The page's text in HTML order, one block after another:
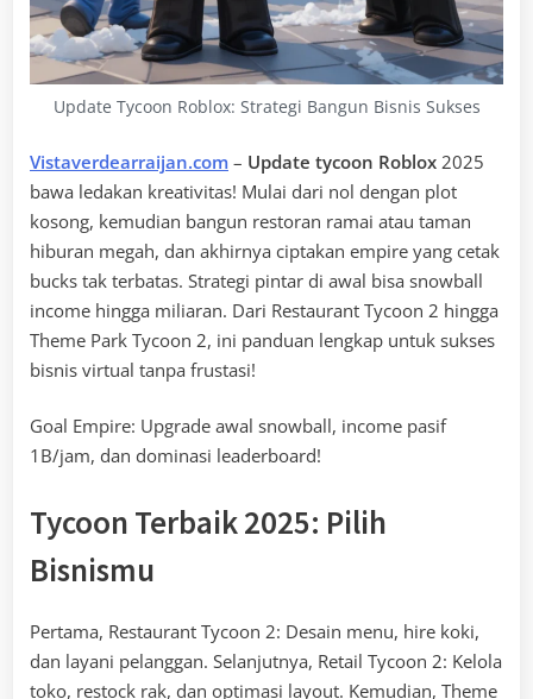
Update Tycoon Roblox: Strategi Bangun Bisnis Sukses
Vistaverdearraijan.com – Update tycoon Roblox 2025
bawa ledakan kreativitas! Mulai dari nol dengan plot
kosong, kemudian bangun restoran ramai atau taman
hiburan megah, dan akhirnya ciptakan empire yang cetak
bucks tak terbatas. Strategi pintar di awal bisa snowball
income hingga miliaran. Dari Restaurant Tycoon 2 hingga
Theme Park Tycoon 2, ini panduan lengkap untuk sukses
bisnis virtual tanpa frustasi!
Goal Empire: Upgrade awal snowball, income pasif
1B/jam, dan dominasi leaderboard!
Tycoon Terbaik 2025: Pilih
Bisnismu
Pertama, Restaurant Tycoon 2: Desain menu, hire koki,
dan layani pelanggan. Selanjutnya, Retail Tycoon 2: Kelola
toko, restock rak, dan optimasi layout. Kemudian, Theme